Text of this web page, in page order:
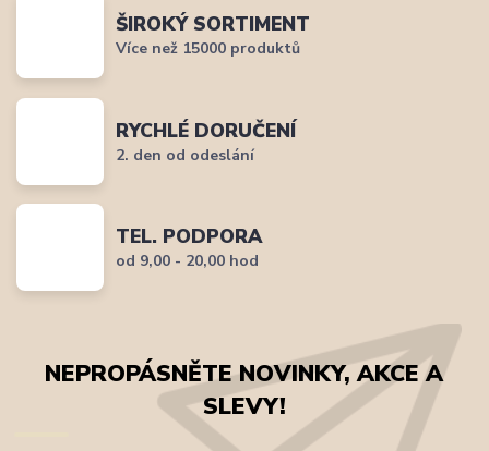
ŠIROKÝ SORTIMENT
Více než 15000 produktů
RYCHLÉ DORUČENÍ
2. den od odeslání
TEL. PODPORA
od 9,00 - 20,00 hod
NEPROPÁSNĚTE NOVINKY, AKCE A
SLEVY!